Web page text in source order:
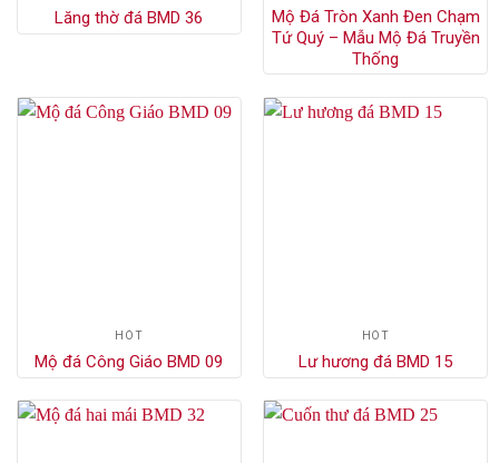
Lăng thờ đá BMD 36
Mộ Đá Tròn Xanh Đen Chạm
Tứ Quý – Mẫu Mộ Đá Truyền
Thống
HÓT
Mộ đá Công Giáo BMD 09
HÓT
Lư hương đá BMD 15